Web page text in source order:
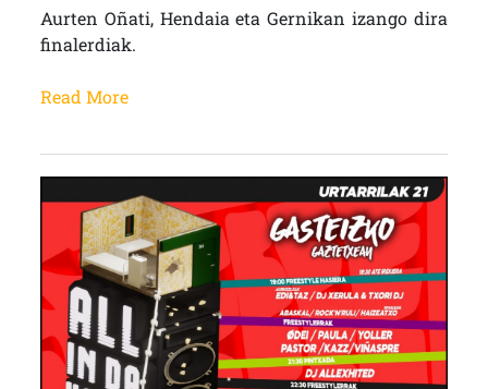
Aurten Oñati, Hendaia eta Gernikan izango dira
finalerdiak.
Read More